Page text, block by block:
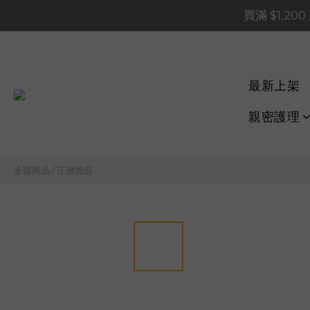
買滿
買滿
📢 系統維護通知 –
買滿
最新上架
親密護理
全部商品 / 正價貨品